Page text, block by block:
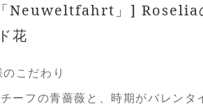
Neuweltfahrt」] Roselia
花
こだわり
ーフの青薔薇と、時期がバレンタ